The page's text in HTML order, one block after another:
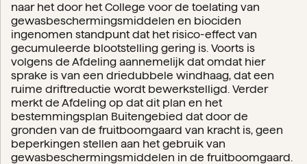
naar het door het College voor de toelating van
gewasbeschermingsmiddelen en biociden
ingenomen standpunt dat het risico-effect van
gecumuleerde blootstelling gering is. Voorts is
volgens de Afdeling aannemelijk dat omdat hier
sprake is van een driedubbele windhaag, dat een
ruime driftreductie wordt bewerkstelligd. Verder
merkt de Afdeling op dat dit plan en het
bestemmingsplan Buitengebied dat door de
gronden van de fruitboomgaard van kracht is, geen
beperkingen stellen aan het gebruik van
gewasbeschermingsmiddelen in de fruitboomgaard.